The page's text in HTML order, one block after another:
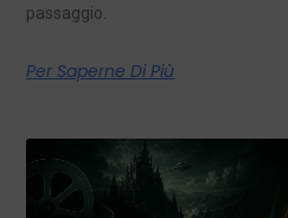
passaggio.
Per Saperne Di Più